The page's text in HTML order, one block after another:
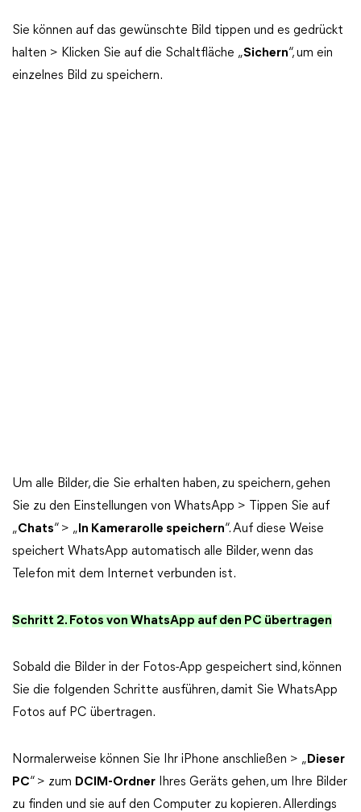
Sie können auf das gewünschte Bild tippen und es gedrückt
halten > Klicken Sie auf die Schaltfläche „Sichern“, um ein
einzelnes Bild zu speichern.
Um alle Bilder, die Sie erhalten haben, zu speichern, gehen
Sie zu den Einstellungen von WhatsApp > Tippen Sie auf
„Chats“ > „ In Kamerarolle speichern“. Auf diese Weise
speichert WhatsApp automatisch alle Bilder, wenn das
Telefon mit dem Internet verbunden ist.
Schritt 2. Fotos von WhatsApp auf den PC übertragen
Sobald die Bilder in der Fotos-App gespeichert sind, können
Sie die folgenden Schritte ausführen, damit Sie WhatsApp
Fotos auf PC übertragen.
Normalerweise können Sie Ihr iPhone anschließen > „ Dieser
PC“ > zum DCIM-Ordner Ihres Geräts gehen, um Ihre Bilder
zu finden und sie auf den Computer zu kopieren. Allerdings